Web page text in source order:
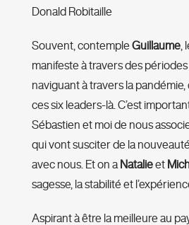
Donald Robitaille
Souvent, contempleGuillaume,
manifeste à travers des périodes
naviguant à travers la pandémie,
ces six leaders-là. C’est
Sébastien et moi de nous
qui vont susciter de la
avec nous. Et on a Natalieet
sagesse, la stabilité et
Aspirant à être la meilleure au